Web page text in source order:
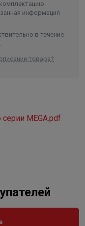
информация
в течение
товара?
MEGA.pdf